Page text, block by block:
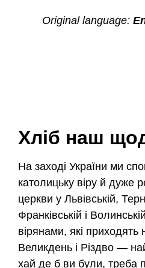
Original language:
Хліб наш
На заході України ми
католицьку віру й дуже
церкви у Львівській,
Франківській і
вірянами, які приходять
Великдень і Різдво —
хай де б ви були, треба